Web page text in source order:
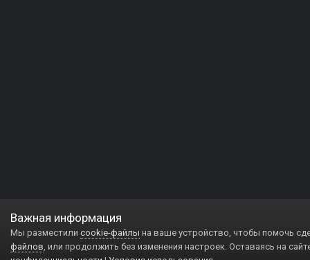
Важная информация
Мы разместили cookie-файлы на ваше устройство, чтобы помочь
файлов, или продолжить без изменения настроек. Оставаясь на